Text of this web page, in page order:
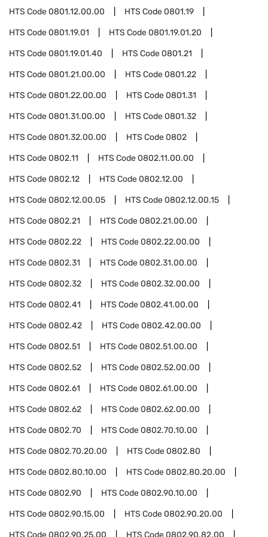
HTS Code0801.12.00.00 HTS Code0801.19
HTS Code0801.19.01 HTS Code0801.19.01.20
HTS Code0801.19.01.40 HTS Code0801.21
HTS Code0801.21.00.00 HTS Code0801.22
HTS Code0801.22.00.00 HTS Code0801.31
HTS Code0801.31.00.00 HTS Code0801.32
HTS Code0801.32.00.00 HTS Code0802
HTS Code0802.11 HTS Code0802.11.00.00
HTS Code0802.12 HTS Code0802.12.00
HTS Code0802.12.00.05 HTS Code0802.12.00.15
HTS Code0802.21 HTS Code0802.21.00.00
HTS Code0802.22 HTS Code0802.22.00.00
HTS Code0802.31 HTS Code0802.31.00.00
HTS Code0802.32 HTS Code0802.32.00.00
HTS Code0802.41 HTS Code0802.41.00.00
HTS Code0802.42 HTS Code0802.42.00.00
HTS Code0802.51 HTS Code0802.51.00.00
HTS Code0802.52 HTS Code0802.52.00.00
HTS Code0802.61 HTS Code0802.61.00.00
HTS Code0802.62 HTS Code0802.62.00.00
HTS Code0802.70 HTS Code0802.70.10.00
HTS Code0802.70.20.00 HTS Code0802.80
HTS Code0802.80.10.00 HTS Code0802.80.20.00
HTS Code0802.90 HTS Code0802.90.10.00
HTS Code0802.90.15.00 HTS Code0802.90.20.00
HTS Code0802.90.25.00 HTS Code0802.90.82.00